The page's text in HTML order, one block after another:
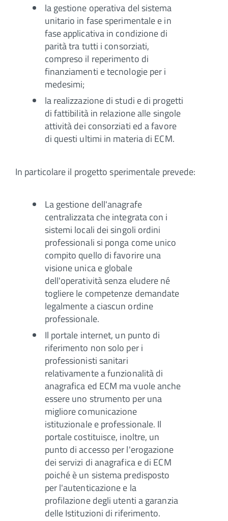
la gestione operativa del sistema
unitario in fase sperimentale e in
fase applicativa in condizione di
parità tra tutti i consorziati,
compreso il reperimento di
finanziamenti e tecnologie per i
medesimi;
la realizzazione di studi e di progetti
di fattibilità in relazione alle singole
attività dei consorziati ed a favore
di questi ultimi in materia di ECM.
In particolare il progetto sperimentale prevede:
La gestione dell'anagrafe
centralizzata che integrata con i
sistemi locali dei singoli ordini
professionali si ponga come unico
compito quello di favorire una
visione unica e globale
dell'operatività senza eludere né
togliere le competenze demandate
legalmente a ciascun ordine
professionale.
Il portale internet, un punto di
riferimento non solo per i
professionisti sanitari
relativamente a funzionalità di
anagrafica ed ECM ma vuole anche
essere uno strumento per una
migliore comunicazione
istituzionale e professionale. Il
portale costituisce, inoltre, un
punto di accesso per l'erogazione
dei servizi di anagrafica e di ECM
poiché è un sistema predisposto
per l'autenticazione e la
profilazione degli utenti a garanzia
delle Istituzioni di riferimento.